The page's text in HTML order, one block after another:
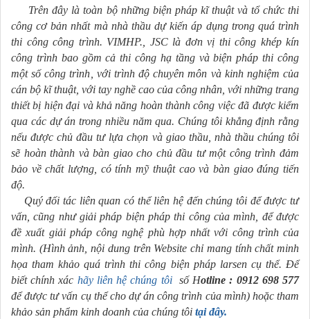
Trên đây là toàn bộ những biện pháp kĩ thuật và tổ chức thi
công cơ bản nhất mà nhà thầu dự kiến áp dụng trong quá trình
thi công công trình. VIMHP., JSC là đơn vị thi công khép kín
công trình bao gồm cả thi công hạ tầng và biện pháp thi công
một số công trình, với trình độ chuyên môn và kinh nghiệm của
cán bộ kĩ thuật, với tay nghề cao của công nhân, với những trang
thiết bị hiện đại và khả năng hoàn thành công việc đã được kiểm
qua các dự án trong nhiều năm qua. Chúng tôi khẳng định rằng
nếu được chủ đầu tư lựa chọn và giao thầu, nhà thầu chúng tôi
sẽ hoàn thành và bàn giao cho chủ đầu tư một công trình đảm
bảo về chất lượng, có tính mỹ thuật cao và bàn giao đúng tiến
độ.
Quý đối tác liên quan có thể liên hệ đến chúng tôi để được tư
vấn, cũng như giải pháp biện pháp thi công của mình, để được
đề xuất giải pháp công nghệ phù hợp nhất với công trình của
mình. (Hình ảnh, nội dung trên Website chỉ mang tính chất minh
họa tham khảo quá trình thi công biện pháp larsen cụ thể. Để
biết chính xác hãy liên hệ chúng tôisố Hotline : 0912 698 577
để được tư vấn cụ thể cho dự án công trình của mình) hoặc tham
khảo sản phẩm kinh doanh của chúng tôi tại đây.